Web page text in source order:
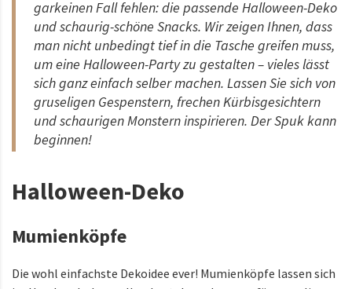
garkeinen Fall fehlen: die passende Halloween-Deko
und schaurig-schöne Snacks. Wir zeigen Ihnen, dass
man nicht unbedingt tief in die Tasche greifen muss,
um eine Halloween-Party zu gestalten – vieles lässt
sich ganz einfach selber machen. Lassen Sie sich von
gruseligen Gespenstern, frechen Kürbisgesichtern
und schaurigen Monstern inspirieren. Der Spuk kann
beginnen!
Halloween-Deko
Mumienköpfe
Die wohl einfachste Dekoidee ever! Mumienköpfe lassen sich